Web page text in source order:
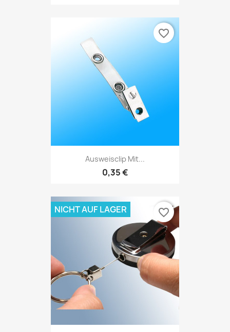
Ausweisclip Mit...
0,35 €
favorite_border
NICHT AUF LAGER favorite_border